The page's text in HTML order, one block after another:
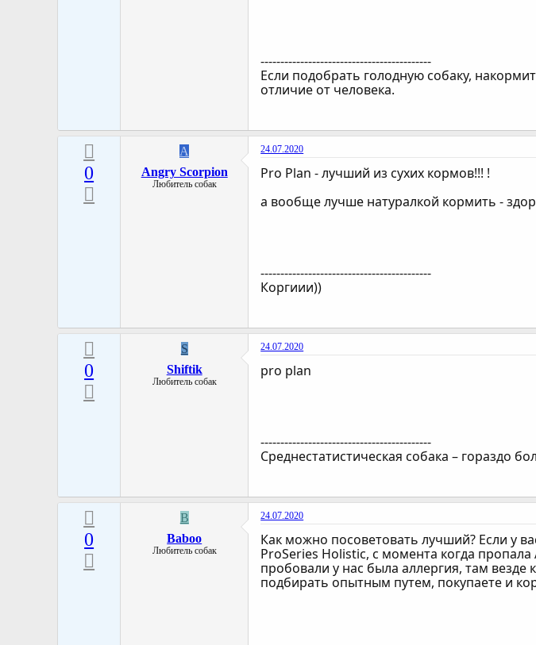
-------------------------------------------
Если подобрать голодную собаку,
отличие от человека.
0
A
Angry Scorpion
Любитель собак
24.07.2020
Pro Plan - лучший из сухих кормов!!! !
а вообще лучше натуралкой кормить -
-------------------------------------------
Коргиии))
0
S
Shiftik
Любитель собак
24.07.2020
pro plan
-------------------------------------------
Среднестатистическая собака – гораздо
0
B
Baboo
Любитель собак
24.07.2020
Как можно посоветовать лучший? Если у
ProSeries Holistic, с момента когда
пробовали у нас была аллергия, там везде
подбирать опытным путем, покупаете и